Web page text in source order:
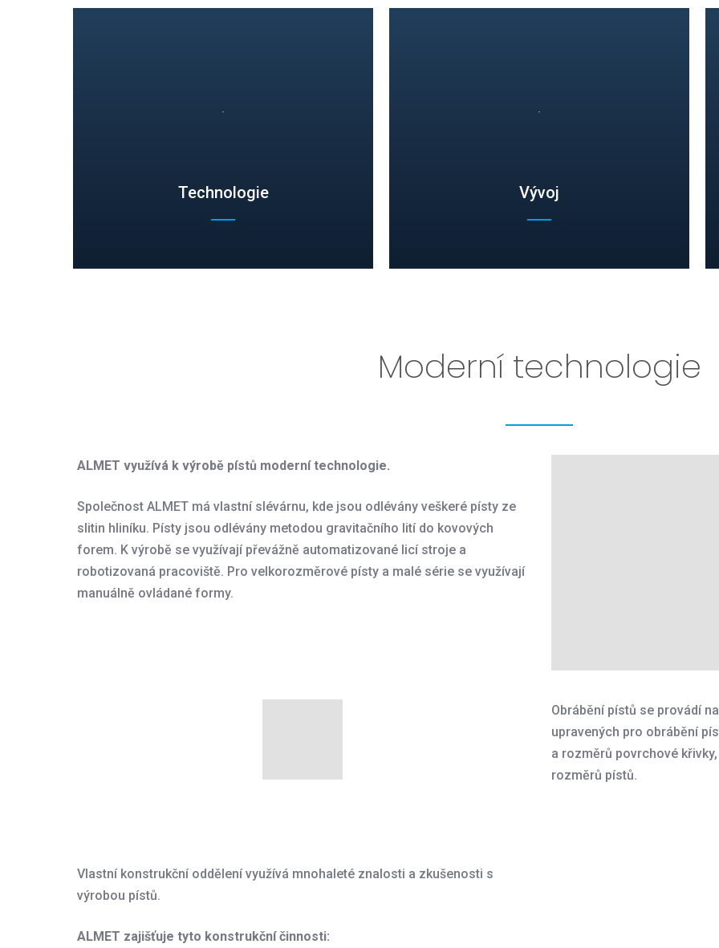
Technologie Vývoj
Moderní technologie
ALMET využívá k výrobě pístů moderní technologie.
Společnost ALMET má vlastní slévárnu, kde jsou odlévány veškeré písty ze
slitin hliníku. Písty jsou odlévány metodou gravitačního lití do kovových
forem. K výrobě se využívají převážně automatizované licí stroje a
robotizovaná pracoviště. Pro velkorozměrové písty a malé série se využívají
manuálně ovládané formy.
Obrábění pístů se provádí
upravených pro obrábění
a rozměrů povrchové
rozměrů pístů.
Vlastní konstrukční oddělení využívá mnohaleté znalosti a zkušenosti s
výrobou pístů.
ALMET zajišťuje tyto konstrukční činnosti: